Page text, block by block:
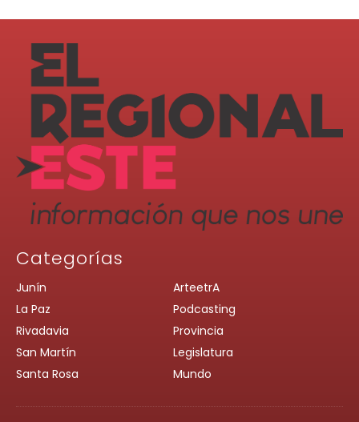
Categorías
Junín
La Paz
Rivadavia
San Martín
Santa Rosa
ArteetrA
Podcasting
Provincia
Legislatura
Mundo